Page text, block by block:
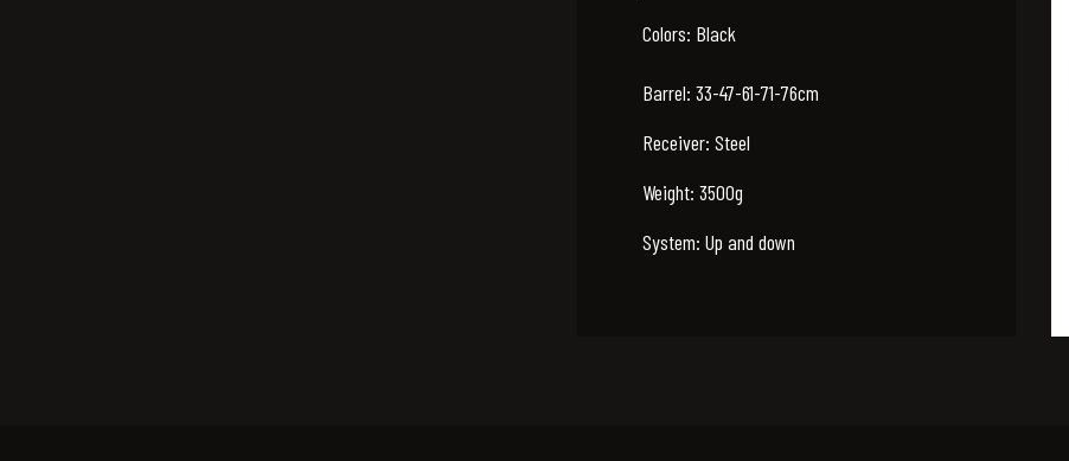
Colors: Black
Barrel: 33-47-61-71-76cm
Receiver: Steel
Weight: 3500g
System: Up and down